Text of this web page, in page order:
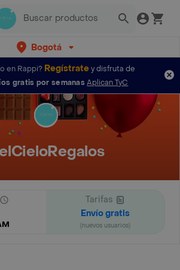
Bogotá
en Rappi? Regístratey disfruta de
gratis por semanas Aplican TyC
Tarifas
Envío gratis
(nuevos usuarios)